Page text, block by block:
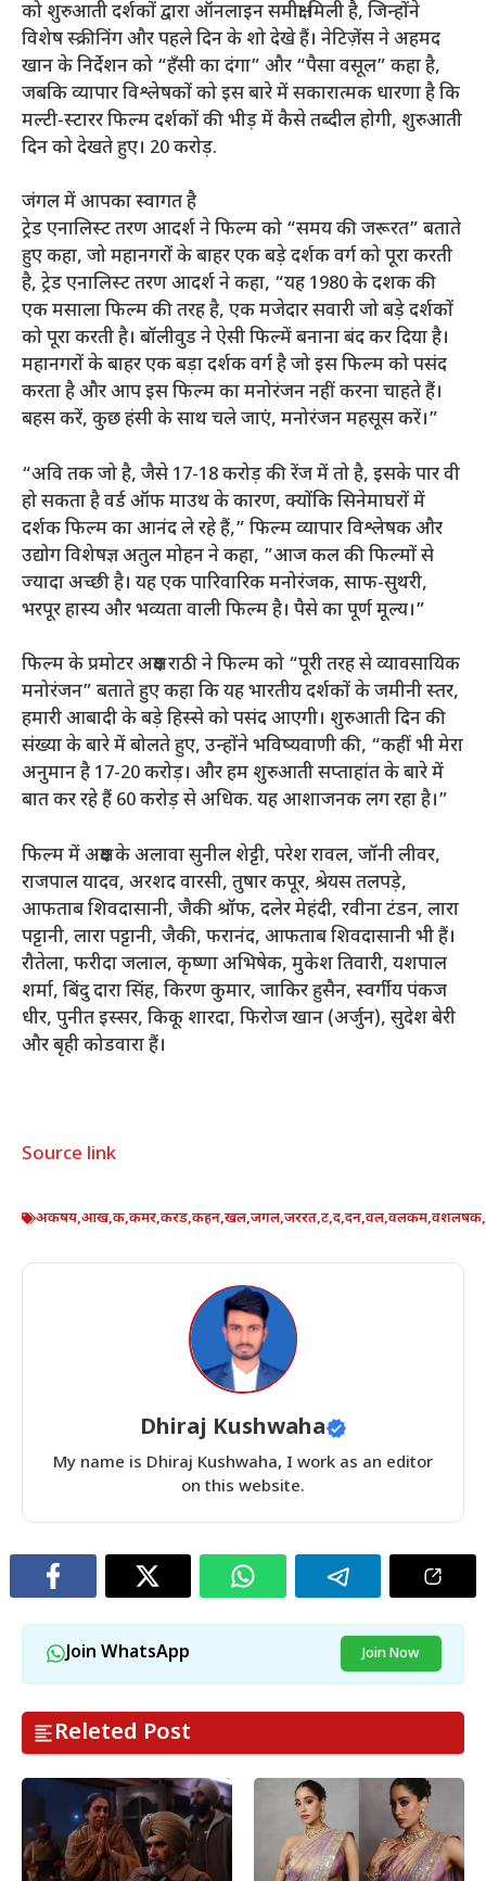
को शुरुआती दर्शकों द्वारा ऑनलाइन समीक्षा मिली है, जिन्होंने
विशेष स्क्रीनिंग और पहले दिन के शो देखे हैं। नेटिज़ेंस ने अहमद
खान के निर्देशन को “हँसी का दंगा” और “पैसा वसूल” कहा है,
जबकि व्यापार विश्लेषकों को इस बारे में सकारात्मक धारणा है कि
मल्टी-स्टारर फिल्म दर्शकों की भीड़ में कैसे तब्दील होगी, शुरुआती
दिन को देखते हुए। 20 करोड़.
जंगल में आपका स्वागत है
ट्रेड एनालिस्ट तरण आदर्श ने फिल्म को “समय की जरूरत” बताते
हुए कहा, जो महानगरों के बाहर एक बड़े दर्शक वर्ग को पूरा करती
है, ट्रेड एनालिस्ट तरण आदर्श ने कहा, “यह 1980 के दशक की
एक मसाला फिल्म की तरह है, एक मजेदार सवारी जो बड़े दर्शकों
को पूरा करती है। बॉलीवुड ने ऐसी फिल्में बनाना बंद कर दिया है।
महानगरों के बाहर एक बड़ा दर्शक वर्ग है जो इस फिल्म को पसंद
करता है और आप इस फिल्म का मनोरंजन नहीं करना चाहते हैं।
बहस करें, कुछ हंसी के साथ चले जाएं, मनोरंजन महसूस करें।”
“अवि तक जो है, जैसे 17-18 करोड़ की रेंज में तो है, इसके पार वी
हो सकता है वर्ड ऑफ माउथ के कारण, क्योंकि सिनेमाघरों में
दर्शक फिल्म का आनंद ले रहे हैं,” फिल्म व्यापार विश्लेषक और
उद्योग विशेषज्ञ अतुल मोहन ने कहा, ”आज कल की फिल्मों से
ज्यादा अच्छी है। यह एक पारिवारिक मनोरंजक, साफ-सुथरी,
भरपूर हास्य और भव्यता वाली फिल्म है। पैसे का पूर्ण मूल्य।”
फिल्म के प्रमोटर अक्षय राठी ने फिल्म को “पूरी तरह से व्यावसायिक
मनोरंजन” बताते हुए कहा कि यह भारतीय दर्शकों के जमीनी स्तर,
हमारी आबादी के बड़े हिस्से को पसंद आएगी। शुरुआती दिन की
संख्या के बारे में बोलते हुए, उन्होंने भविष्यवाणी की, “कहीं भीमेरा
अनुमान है 17-20 करोड़। और हम शुरुआती सप्ताहांत के बारे में
बात कर रहे हैं 60 करोड़ से अधिक. यह आशाजनक लग रहा है।”
फिल्म में अक्षय के अलावा सुनील शेट्टी, परेश रावल, जॉनी लीवर,
राजपाल यादव, अरशद वारसी, तुषार कपूर, श्रेयस तलपड़े,
आफताब शिवदासानी, जैकी श्रॉफ, दलेर मेहंदी, रवीना टंडन, लारा
पट्टानी, लारा पट्टानी, जैकी, फरानंद, आफताब शिवदासानी भी हैं।
रौतेला, फरीदा जलाल, कृष्णा अभिषेक, मुकेश तिवारी, यशपाल
शर्मा, बिंदु दारा सिंह, किरण कुमार, जाकिर हुसैन, स्वर्गीय पंकज
धीर, पुनीत इस्सर, किकू शारदा, फिरोज खान (अर्जुन), सुदेश बेरी
और बृही कोडवारा हैं।
Source link
अकषय,आख,क,कमर,करड,कहन,खल,जगल,जररत,ट,द,दन,वल,वलकम,वशलषक,
Dhiraj Kushwaha
My name is Dhiraj Kushwaha, I work as an editor
on this website.
Join WhatsApp Join Now
Releted Post